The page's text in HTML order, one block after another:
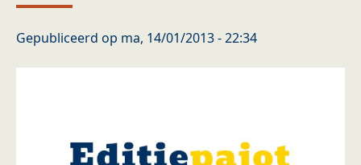
Gepubliceerd op ma, 14/01/2013 - 22:34